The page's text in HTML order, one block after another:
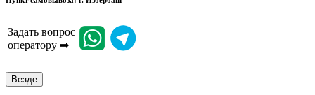
Задать вопрос
оператору ➡
Везде